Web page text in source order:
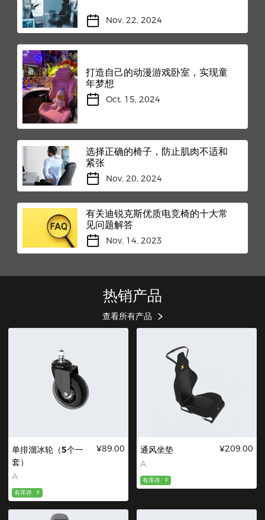
Nov. 22, 2024
打造自己的动漫游戏卧室，实现童
年梦想
Oct. 15, 2024
选择正确的椅子，防止肌肉不适和
紧张
Nov. 20, 2024
有关迪锐克斯优质电竞椅的十大常
见问题解答
Nov. 14, 2023
热销产品
查看所有产品
单排溜冰轮（5个一
套）
A
¥89.00
有库存 F
通风坐垫
A
¥209.00
有库存 F